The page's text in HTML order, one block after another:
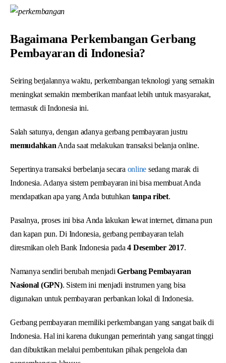
Bagaimana Perkembangan Gerbang
Pembayaran di Indonesia?
Seiring berjalannya waktu, perkembangan teknologi yang semakin
meningkat semakin memberikan manfaat lebih untuk masyarakat,
termasuk di Indonesia ini.
Salah satunya, dengan adanya gerbang pembayaran justru
memudahkan Anda saat melakukan transaksi belanja online.
Sepertinya transaksi berbelanja secara online sedang marak di
Indonesia. Adanya sistem pembayaran ini bisa membuat Anda
mendapatkan apa yang Anda butuhkan tanpa ribet.
Pasalnya, proses ini bisa Anda lakukan lewat internet, dimana pun
dan kapan pun. Di Indonesia, gerbang pembayaran telah
diresmikan oleh Bank Indonesia pada4 Desember 2017.
Namanya sendiri berubah menjadiGerbang Pembayaran
Nasional (GPN). Sistem ini menjadi instrumen yang bisa
digunakan untuk pembayaran perbankan lokal di Indonesia.
Gerbang pembayaran memiliki perkembangan yang sangat baik di
Indonesia. Hal ini karena dukungan pemerintah yang sangat tinggi
dan dibuktikan melalui pembentukan pihak pengelola dan